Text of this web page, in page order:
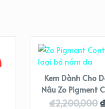
Kem Dành Cho
Nâu Zo Pigment
₫2,200,000 ₫